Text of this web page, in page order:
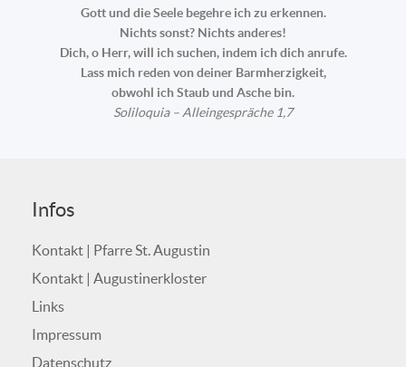
Gott und die Seele begehre ich zu erkennen.
Nichts sonst? Nichts anderes!
Dich, o Herr, will ich suchen, indem ich dich anrufe.
Lass mich reden von deiner Barmherzigkeit,
obwohl ich Staub und Asche bin.
Soliloquia – Alleingespräche 1,7
Infos
Kontakt | Pfarre St. Augustin
Kontakt | Augustinerkloster
Links
Impressum
Datenschutz